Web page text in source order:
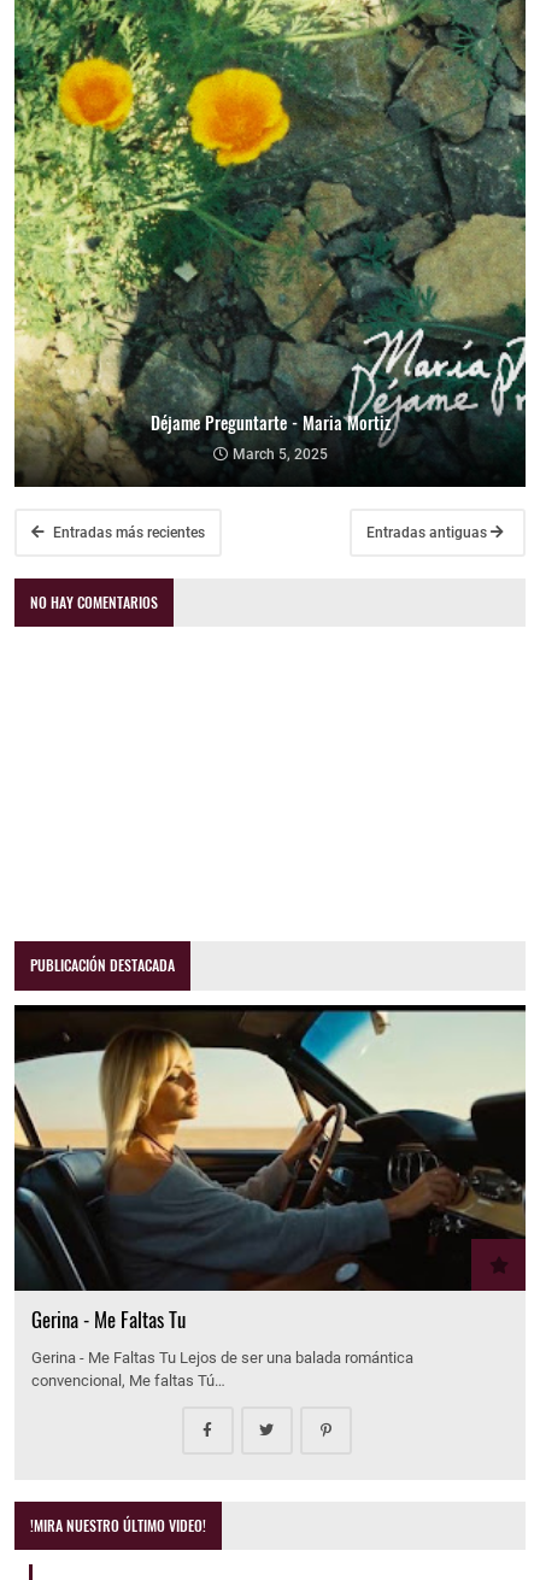
Déjame Preguntarte - Maria Mortiz
March 5, 2025
Entradas más recientes Entradas antiguas
NO HAY COMENTARIOS
PUBLICACIÓN DESTACADA
Gerina - Me Faltas Tu
Gerina - Me Faltas Tu Lejos de ser una balada romántica
convencional, Me faltas Tú…
!MIRA NUESTRO ÚLTIMO VIDEO!